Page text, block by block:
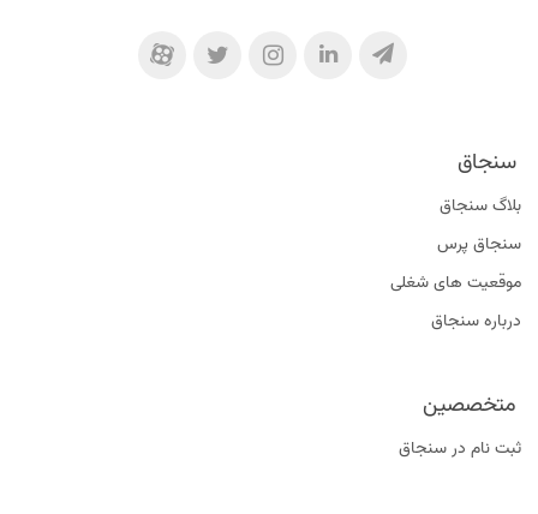
سنجاق
بلاگ سنجاق
سنجاق پرس
موقعیت‌ های شغلی
درباره سنجاق
متخصصین
ثبت نام در سنجاق